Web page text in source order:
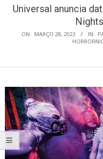
Universal anuncia
ON: MARÇO 28, 2023 IN: